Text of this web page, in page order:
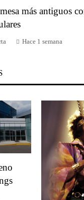
más antiguos
Hace 1 semana